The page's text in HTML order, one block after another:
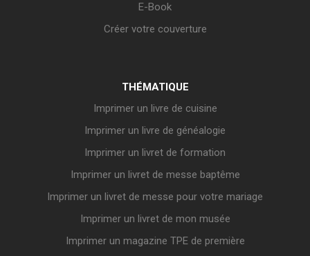
E-Book
Créer votre couverture
THÉMATIQUE
Imprimer un livre de cuisine
Imprimer un livre de généalogie
Imprimer un livret de formation
Imprimer un livret de messe baptême
Imprimer un livret de messe pour votre mariage
Imprimer un livret de mon musée
Imprimer un magazine TPE de première